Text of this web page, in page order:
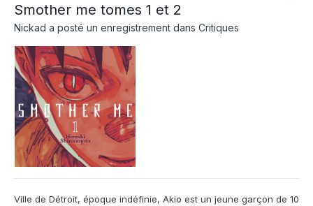
Smother me tomes 1 et 2
Nickad a posté un enregistrement dans Critiques
Ville de Détroit, époque indéfinie, Akio est un jeune garçon de 10